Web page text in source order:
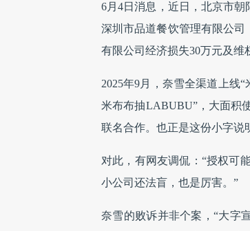
6月4日消息，近日，北京市
深圳市品道餐饮管理有限公
有限公司经济损失30万元及维
2025年9月，奈雪全渠道上线
米布布抽LABUBU”，大面积
联名合作。也正是这份小字说
对此，有网友调侃：“授权可
小公司还法盲，也是厉害。”
奈雪的败诉并非个案，“大字